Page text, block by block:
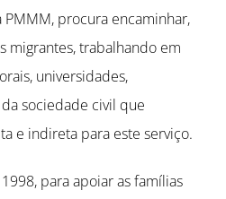
procura encaminhar,
migrantes, trabalhando em
universidades,
sociedade civil que
e indireta para este serviço.
para apoiar as famílias